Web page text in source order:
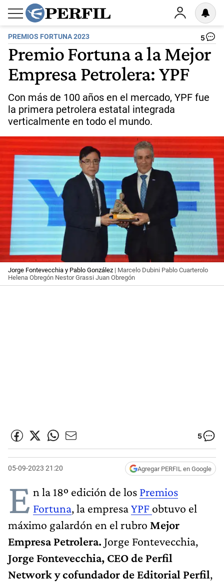
PREMIOS FORTUNA 2023 5
Premio Fortuna a la Mejor
Empresa Petrolera: YPF
Con más de 100 años en el mercado, YPF fue
la primera petrolera estatal integrada
verticalmente en todo el mundo.
Jorge Fontevecchia y Pablo González | Marcelo Dubini Pablo Cuarterolo
Helena Obregón Nestor Grassi Juan Obregón
5
05-09-2023 21:20 Agregar PERFIL en Google
E n la 18º edición de los Premios
Fortuna, la empresaYPF obtuvo el
máximo galardón en el rubro Mejor
Empresa Petrolera. Jorge Fontevecchia,
Jorge Fontevecchia, CEO de Perfil
Network y cofundador de Editorial Perfil,